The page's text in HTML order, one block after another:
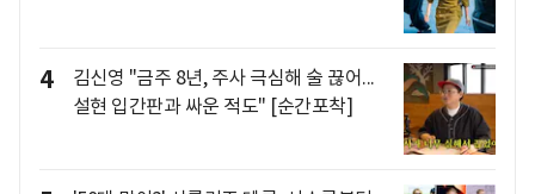
4
김신영 "금주 8년, 주사 극심해 술 끊어...
설현 입간판과 싸운 적도" [순간포착]